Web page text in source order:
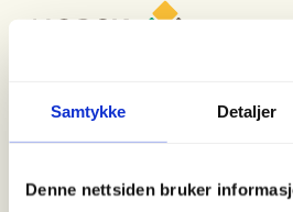
Samtykke Detaljer
Denne nettsiden bruker